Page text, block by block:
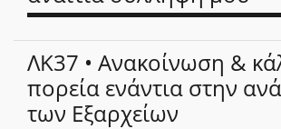
ΛΚ37 • Ανακοίνωση &
πορεία ενάντια στην
των Εξαρχείων